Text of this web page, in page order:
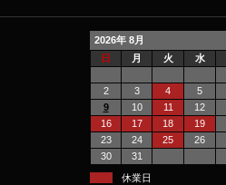
2026年 8月
日
月 火 水
2
3 4 5
9
10 11 12
16
17 18 19
23
24 25 26
30
31
休業日